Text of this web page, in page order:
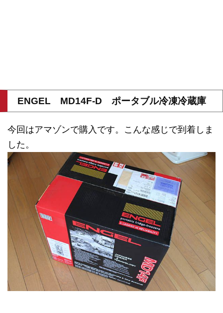
ENGEL MD14F-D ポータブル冷凍冷蔵庫
今回はアマゾンで購入です。こんな感じで到着しま
した。